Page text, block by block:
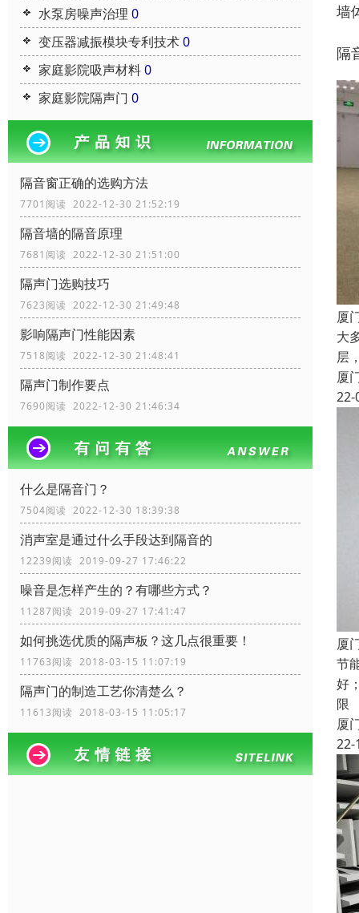
水泵房噪声治理 0
变压器减振模块专利技术0
家庭影院吸声材料0
家庭影院隔声门 0
隔音窗正确的选购方法
7701阅读 2022-12-30 21:52:19
隔音墙的隔音原理
7681阅读 2022-12-30 21:51:00
隔声门选购技巧
7623阅读 2022-12-30 21:49:48
影响隔声门性能因素
7518阅读 2022-12-30 21:48:41
隔声门制作要点
7690阅读 2022-12-30 21:46:34
什么是隔音门？
7504阅读 2022-12-30 18:39:38
消声室是通过什么手段达到隔音的
12239阅读 2019-09-27 17:46:22
噪音是怎样产生的？有哪些方式？
11287阅读 2019-09-27 17:41:47
如何挑选优质的隔声板？这几点很重要！
11763阅读 2018-03-15 11:07:19
隔声门的制造工艺你清楚么？
11613阅读 2018-03-15 11:05:17
墙
隔
厦
大
层
厦
22-
厦
节
好
限
厦
22-